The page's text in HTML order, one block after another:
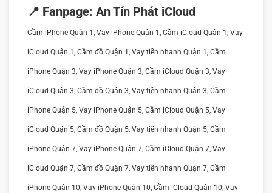
📍 Fanpage: An Tín Phát iCloud
Cầm iPhone Quận 1, Vay iPhone Quận 1, Cầm iCloud Quận 1, Vay
iCloud Quận 1, Cầm đồ Quận 1, Vay tiền nhanh Quận 1, Cầm
iPhone Quận 3, Vay iPhone Quận 3, Cầm iCloud Quận 3, Vay
iCloud Quận 3, Cầm đồ Quận 3, Vay tiền nhanh Quận 3, Cầm
iPhone Quận 5, Vay iPhone Quận 5, Cầm iCloud Quận 5, Vay
iCloud Quận 5, Cầm đồ Quận 5, Vay tiền nhanh Quận 5, Cầm
iPhone Quận 7, Vay iPhone Quận 7, Cầm iCloud Quận 7, Vay
iCloud Quận 7, Cầm đồ Quận 7, Vay tiền nhanh Quận 7, Cầm
iPhone Quận 10, Vay iPhone Quận 10, Cầm iCloud Quận 10, Vay